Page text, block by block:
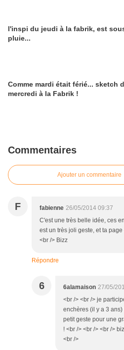
l'inspi du jeudi à la fabrik, est
pluie...
Comme mardi était férié... sketch
mercredi à la Fabrik !
Commentaires
Ajouter un commentaire
F fabienne 26/05/2014 09:37
C'est une très belle idée, ces
est un très joli geste, et ta
<br /> Bizz
Répondre
6 6alamaison 27/05/
<br /> <br /> je
enchères (il y a 3
petit geste pour une
! <br /> <br /> <br />
<br />